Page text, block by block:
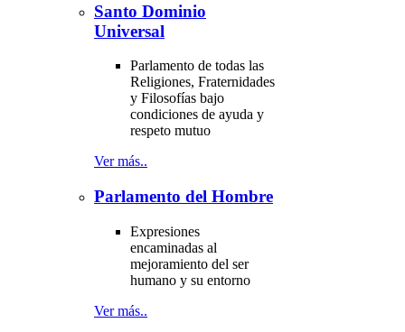
Santo Dominio
Universal
Parlamento de todas las
Religiones, Fraternidades
y Filosofías bajo
condiciones de ayuda y
respeto mutuo
Ver más..
Parlamento del Hombre
Expresiones
encaminadas al
mejoramiento del ser
humano y su entorno
Ver más..